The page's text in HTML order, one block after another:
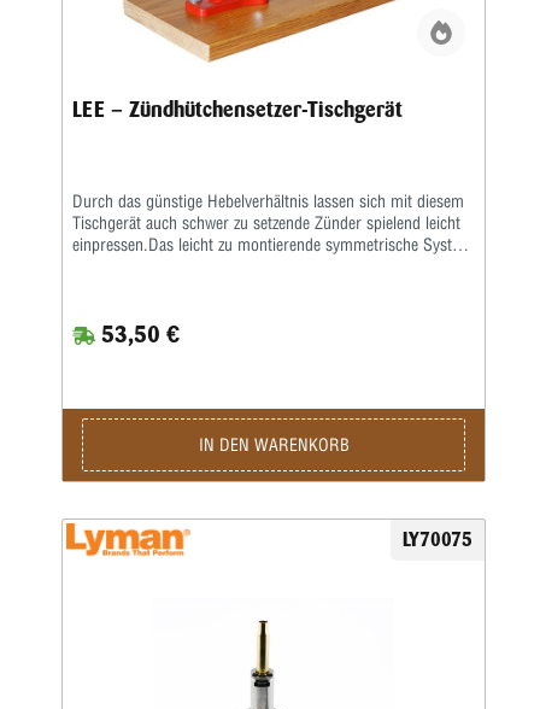
LEE – Zündhütchensetzer-Tischgerät
Durch das günstige Hebelverhältnis lassen sich mit diesem
Tischgerät auch schwer zu setzende Zünder spielend leicht
einpressen.Das leicht zu montierende symmetrische System
Zum Wechseln der Zündergröße wird innerhalb weniger
Sekunden einfach die komplette Baugruppe getauscht.Das
53,50 €
IN DEN WARENKORB
LY70075